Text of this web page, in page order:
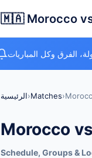
🇲🇦 Morocco
الفرق وكل المباريات
الرئيسية›Matches›
Morocco
Schedule, Groups &